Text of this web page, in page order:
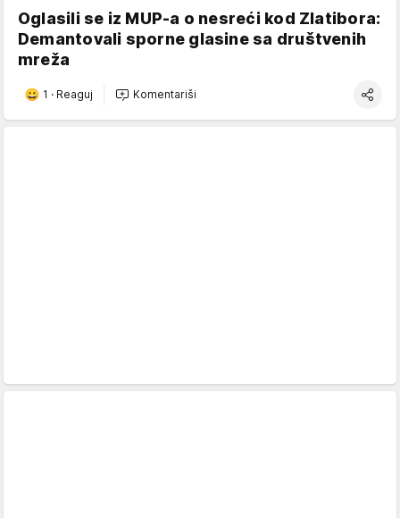
Oglasili se iz MUP-a o nesreći kod Zlatibora:
Demantovali sporne glasine sa društvenih
mreža
1 · Reaguj Komentariši